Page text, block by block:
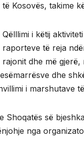
të Kosovës, takime
Qëlllimi i këtij
raporteve të reja
rajonit dhe më
dhe
i marshutave
Shoqatës së
nga